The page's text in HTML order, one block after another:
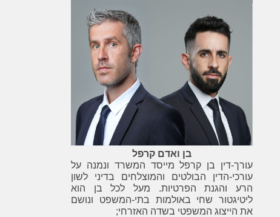
בן ואדם קרפל
עורך-דין בן קרפל מייסד המשרד ונמנה על
עורכי-הדין הבולטים והמוצלחים בדיני לשון
הרע והגנת הפרטיות. מעל לכל בן הוא
ליטיגטור שחי באולמות בתי-המשפט ונושם
את הייצוג המשפטי בשדה האזרחי;